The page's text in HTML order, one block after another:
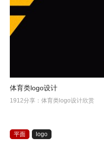
体育类logo设计
1912分享：体育类logo设计欣赏
平面 logo